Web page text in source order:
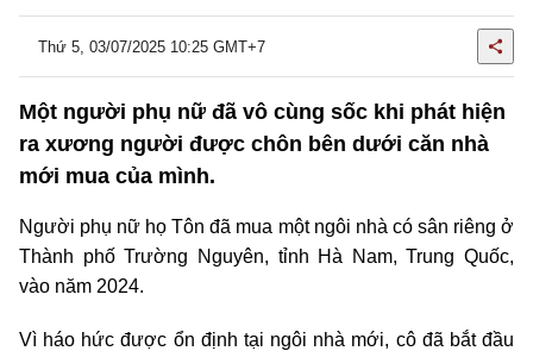
Thứ 5, 03/07/2025 10:25 GMT+7
Một người phụ nữ đã vô cùng sốc khi phát hiện
ra xương người được chôn bên dưới căn nhà
mới mua của mình.
Người phụ nữ họ Tôn đã mua một ngôi nhà có sân riêng ở
Thành phố Trường Nguyên, tỉnh Hà Nam, Trung Quốc,
vào năm 2024.
Vì háo hức được ổn định tại ngôi nhà mới, cô đã bắt đầu